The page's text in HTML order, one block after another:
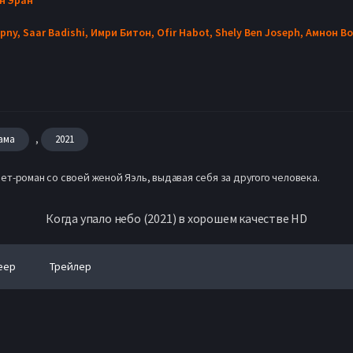
Saar Badishi, Имри Битон, Ofir Habot, Shely Ben Joseph, Амнон
, 2021
роман со своей женой Яэль, выдавая себя за другого человека.
Когда упало небо (2021) в хорошем качестве HD
Трейлер